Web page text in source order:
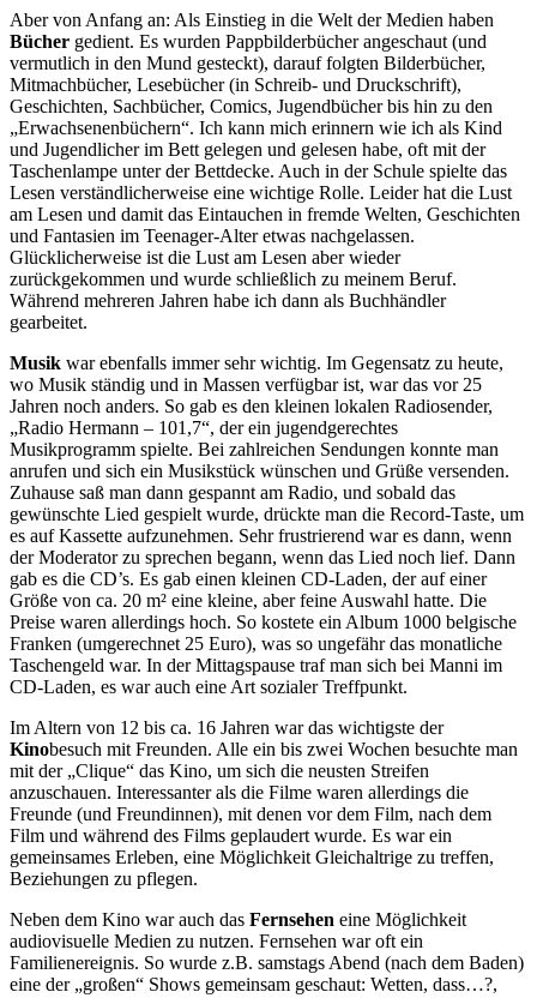
Aber von Anfang an: Als Einstieg in die Welt der Medien haben
Bücher gedient. Es wurden Pappbilderbücher angeschaut (und
vermutlich in den Mund gesteckt), darauf folgten Bilderbücher,
Mitmachbücher, Lesebücher (in Schreib- und Druckschrift),
Geschichten, Sachbücher, Comics, Jugendbücher bis hin zu den
„Erwachsenenbüchern“. Ich kann mich erinnern wie ich als Kind
und Jugendlicher im Bett gelegen und gelesen habe, oft mit der
Taschenlampe unter der Bettdecke. Auch in der Schule spielte das
Lesen verständlicherweise eine wichtige Rolle. Leider hat die Lust
am Lesen und damit das Eintauchen in fremde Welten, Geschichten
und Fantasien im Teenager-Alter etwas nachgelassen.
Glücklicherweise ist die Lust am Lesen aber wieder
zurückgekommen und wurde schließlich zu meinem Beruf.
Während mehreren Jahren habe ich dann als Buchhändler
gearbeitet.
Musik war ebenfalls immer sehr wichtig. Im Gegensatz zu heute,
wo Musik ständig und in Massen verfügbar ist, war das vor 25
Jahren noch anders. So gab es den kleinen lokalen Radiosender,
„Radio Hermann – 101,7“, der ein jugendgerechtes
Musikprogramm spielte. Bei zahlreichen Sendungen konnte man
anrufen und sich ein Musikstück wünschen und Grüße versenden.
Zuhause saß man dann gespannt am Radio, und sobald das
gewünschte Lied gespielt wurde, drückte man die Record-Taste, um
es auf Kassette aufzunehmen. Sehr frustrierend war es dann, wenn
der Moderator zu sprechen begann, wenn das Lied noch lief. Dann
gab es die CD’s. Es gab einen kleinen CD-Laden, der auf einer
Größe von ca. 20 m² eine kleine, aber feine Auswahl hatte. Die
Preise waren allerdings hoch. So kostete ein Album 1000 belgische
Franken (umgerechnet 25 Euro), was so ungefähr das monatliche
Taschengeld war. In der Mittagspause traf man sich bei Manni im
CD-Laden, es war auch eine Art sozialer Treffpunkt.
Im Altern von 12 bis ca. 16 Jahren war das wichtigste der
Kinobesuch mit Freunden. Alle ein bis zwei Wochen besuchte man
mit der „Clique“ das Kino, um sich die neusten Streifen
anzuschauen. Interessanter als die Filme waren allerdings die
Freunde (und Freundinnen), mit denen vor dem Film, nach dem
Film und während des Films geplaudert wurde. Es war ein
gemeinsames Erleben, eine Möglichkeit Gleichaltrige zu treffen,
Beziehungen zu pflegen.
Neben dem Kino war auch das Fernsehen eine Möglichkeit
audiovisuelle Medien zu nutzen. Fernsehen war oft ein
Familienereignis. So wurde z.B. samstags Abend (nach dem Baden)
eine der „großen“ Shows gemeinsam geschaut: Wetten, dass…?,